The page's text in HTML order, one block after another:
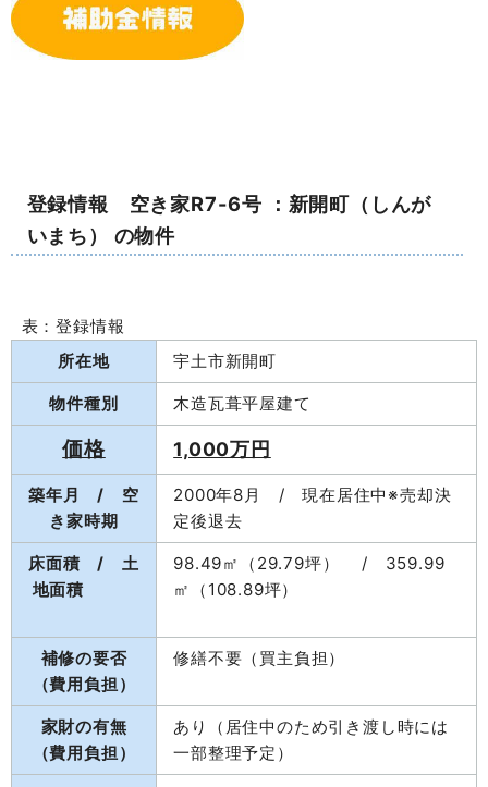
登録情報 空き家R7-6号 ：新開町（しんが
いまち） の物件
表：登録情報
所在地
宇土市新開町
物件種別 木造瓦葺平屋建て
価格 1,000万円
築年月 / 空
き家時期
2000年8月 / 現在居住中※売却決
定後退去
床面積 / 土
地面積
98.49㎡（29.79坪） / 359.99
㎡（108.89坪）
補修の要否
（費用負担）
修繕不要（買主負担）
家財の有無
（費用負担）
あり（居住中のため引き渡し時には
一部整理予定）